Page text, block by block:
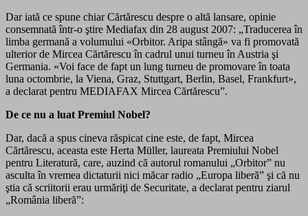
Dar iată ce spune chiar Cărtărescu despre o altă lansare, opinie
consemnată într-o ştire Mediafax din 28 august 2007: „Traducerea în
limba germană a volumului «Orbitor. Aripa stângă» va fi promovată
ulterior de Mircea Cărtărescu în cadrul unui turneu în Austria şi
Germania. «Voi face de fapt un lung turneu de promovare în toata
luna octombrie, la Viena, Graz, Stuttgart, Berlin, Basel, Frankfurt»,
a declarat pentru MEDIAFAX Mircea Cărtărescu”.
De ce nu a luat Premiul Nobel?
Dar, dacă a spus cineva răspicat cine este, de fapt, Mircea
Cărtărescu, aceasta este Herta Müller, laureata Premiului Nobel
pentru Literatură, care, auzind că autorul romanului „Orbitor” nu
asculta în vremea dictaturii nici măcar radio „Europa liberă” şi că nu
ştia că scriitorii erau urmăriţi de Securitate, a declarat pentru ziarul
„România liberă”: